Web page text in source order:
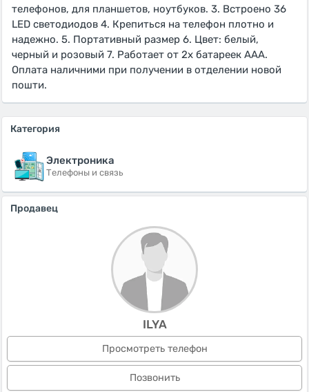
телефонов, для планшетов, ноутбуков. 3. Встроено 36
LED светодиодов 4. Крепиться на телефон плотно и
надежно. 5. Портативный размер 6. Цвет: белый,
черный и розовый 7. Работает от 2х батареек ААА.
Оплата наличними при получении в отделении новой
пошти.
Категория
Электроника
Телефоны и связь
Продавец
ILYA
Просмотреть телефон
Позвонить